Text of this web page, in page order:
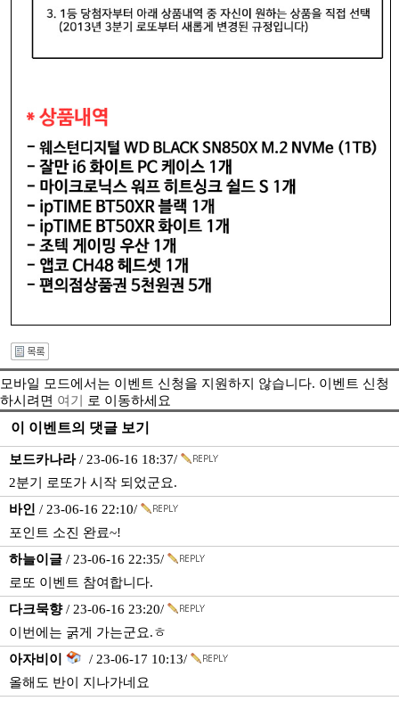
모바일 모드에서는 이벤트 신청을 지원하지 않습니다. 이벤트 신청
하시려면 여기 로 이동하세요
이 이벤트의 댓글 보기
보드카나라/ 23-06-16 18:37/
2분기 로또가 시작 되었군요.
바인 / 23-06-16 22:10/
포인트 소진 완료~!
하늘이글 / 23-06-16 22:35/
로또 이벤트 참여합니다.
다크묵향/ 23-06-16 23:20/
이번에는 굵게 가는군요.ㅎ
아자비이
/ 23-06-17 10:13/
올해도 반이 지나가네요